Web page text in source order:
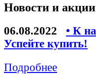
Запчасти для
Запчасти для
Конденсаторы
Новости и акции
06.08.2022
• К
Успейте купить!
Подробнее